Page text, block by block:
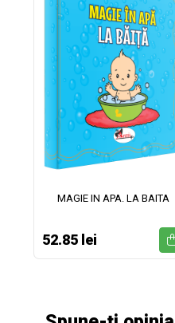
MAGIE IN APA. LA BAITA
52.85 lei